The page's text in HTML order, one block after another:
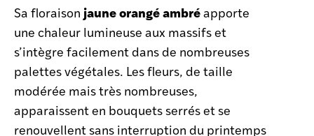
Sa floraison jaune orangé ambréapporte
une chaleur lumineuse aux massifs et
s’intègre facilement dans de nombreuses
palettes végétales. Les fleurs, de taille
modérée mais très nombreuses,
apparaissent en bouquets serrés et se
renouvellent sans interruption du printemps